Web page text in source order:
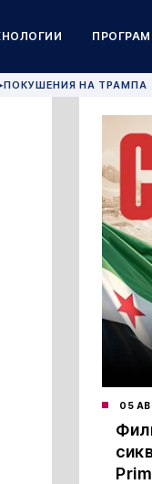
ПОКУШЕНИЯ НА ТРАМПА
05